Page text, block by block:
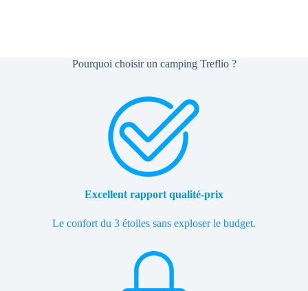
Pourquoi choisir un camping Treflio ?
Excellent rapport qualité-prix
Le confort du 3 étoiles sans exploser le budget.